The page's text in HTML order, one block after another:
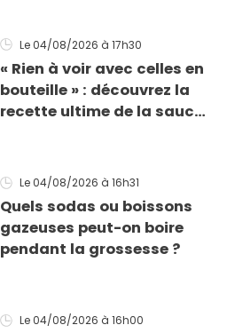
morceaux de verre
Le 04/08/2026 à 17h30
« Rien à voir avec celles en
bouteille » : découvrez la
recette ultime de la sauce
Le 04/08/2026 à 16h31
Quels sodas ou boissons
gazeuses peut-on boire
pendant la grossesse ?
Le 04/08/2026 à 16h00